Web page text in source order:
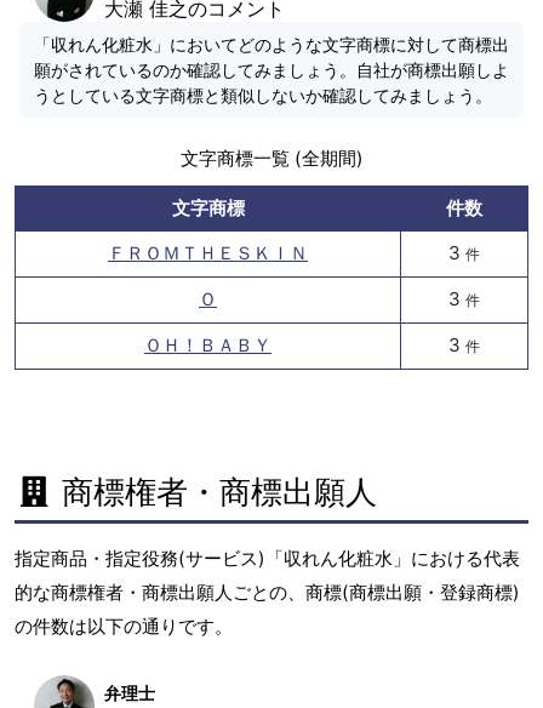
大瀬 佳之のコメント
「収れん化粧水」においてどのような文字商標に対して商標出
願がされているのか確認してみましょう。自社が商標出願しよ
うとしている文字商標と類似しないか確認してみましょう。
文字商標一覧 (全期間)
文字商標
件数
ＦＲＯＭＴＨＥＳＫＩＮ
3 件
Ｏ 3 件
ＯＨ！ＢＡＢＹ 3 件
商標権者・商標出願人
指定商品・指定役務(サービス)「収れん化粧水」における代表
的な商標権者・商標出願人ごとの、商標(商標出願・登録商標)
の件数は以下の通りです。
弁理士